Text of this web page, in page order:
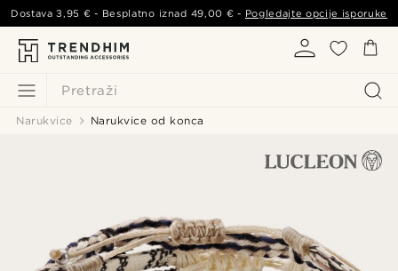
Pretraži
Dostava3,95 € - Besplatno iznad 49,00 € - Pogledajte opcije isporuke
Narukvice Narukvice od konca